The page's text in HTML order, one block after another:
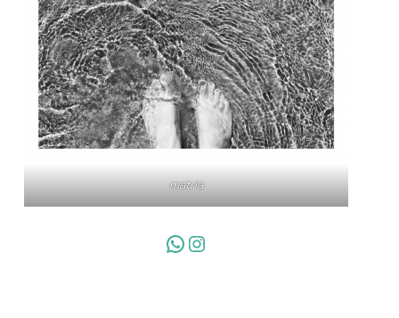
matria
WhatsApp Instagram